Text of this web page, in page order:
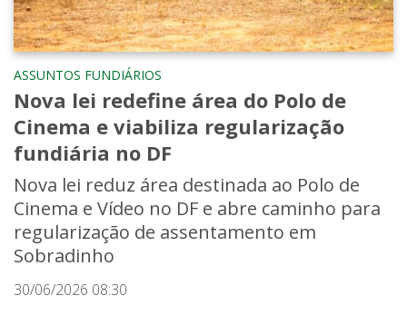
ASSUNTOS FUNDIÁRIOS
Nova lei redefine área do Polo de
Cinema e viabiliza regularização
fundiária no DF
Nova lei reduz área destinada ao Polo de
Cinema e Vídeo no DF e abre caminho para
regularização de assentamento em
Sobradinho
30/06/2026 08:30